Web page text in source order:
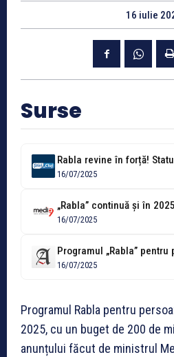
16 iulie
Surse
16/07/2025
16/07/2025
16/07/2025
Programul Rabla pentru
2025, cu un buget de 200 de
anunțului făcut de ministrul